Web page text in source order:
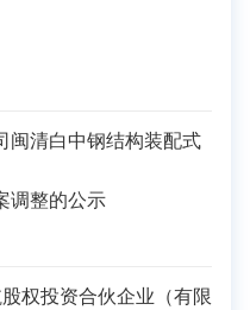
闽清白中钢结构装配式
调整的公示
权投资合伙企业（有限